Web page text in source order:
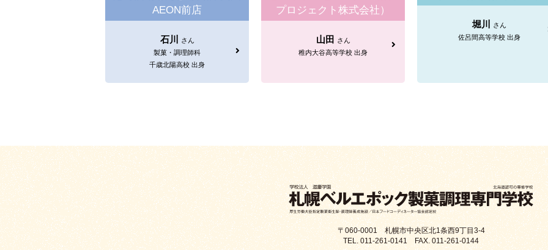
AEON前店
石川
さん
製菓・調理師科
千歳北陽高校 出身
プロジェクト株式会社）
山田
さん
稚内大谷高等学校 出身
堀川
さん
佐呂間高等学校 出身
〒060-0001 札幌市中央区北1条西9丁目3-4
TEL. 011-261-0141 FAX. 011-261-0144